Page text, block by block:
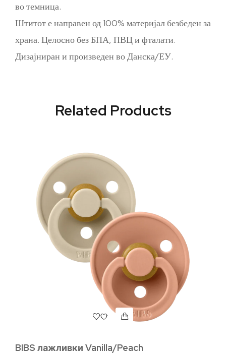
во темница.
Штитот е направен од 100% материјал безбеден за
храна. Целосно без БПА, ПВЦ и фталати.
Дизајниран и произведен во Данска/ЕУ.
Related Products
BIBS лажливки Vanilla/Peach